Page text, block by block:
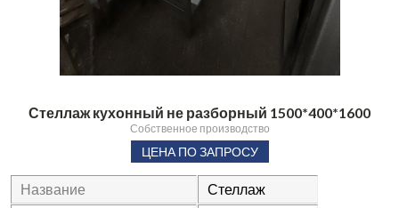
Стеллаж кухонный не разборный 1500*400*1600
Собственное производство
ЦЕНА ПО ЗАПРОСУ
Название
Стеллаж